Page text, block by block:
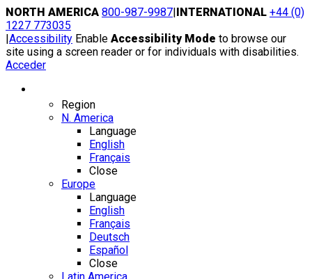
Skip
to
content
NORTH AMERICA 800-987-9987|INTERNATIONAL +44 (0)
1227 773035
|Accessibility Enable Accessibility Mode to browse our
site using a screen reader or for individuals with disabilities.
Acceder
Region
N. America
Language
English
Français
Close
Europe
Language
English
Français
Deutsch
Español
Close